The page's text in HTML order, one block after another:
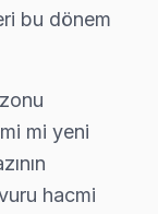
garanti
Fabrika
sunduğu
sunarak,
alınan ilk
bu dönem
mi yeni
hacmi